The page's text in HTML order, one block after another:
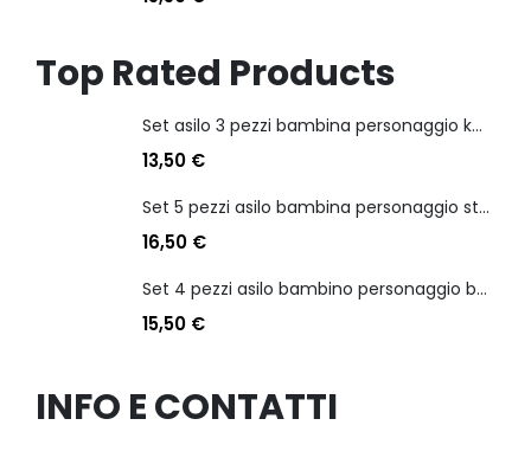
Top Rated Products
Set asilo 3 pezzi bambina personaggio kuromi
13,50 €
Set 5 pezzi asilo bambina personaggio stitch angel
16,50 €
Set 4 pezzi asilo bambino personaggio batman
15,50 €
INFO E CONTATTI